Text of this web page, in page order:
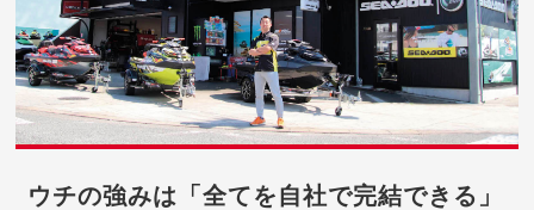
ウチの強みは「全てを自社で完結できる」